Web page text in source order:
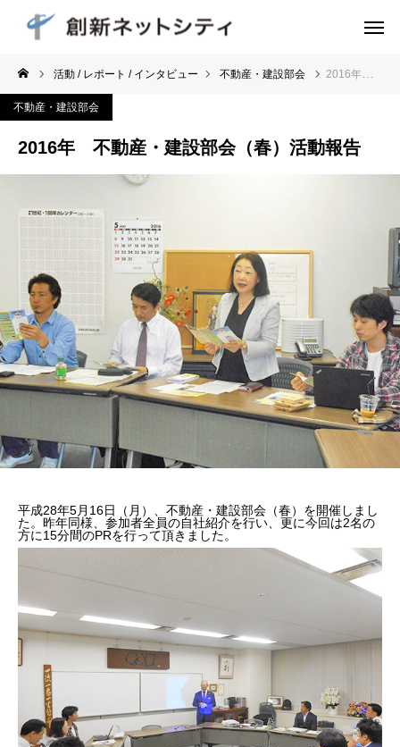
活動 / レポート / インタビュー 不動産・建設部会 2016年 不動産・建設部会（春）活動報告
不動産・建設部会
2016年 不動産・建設部会（春）活動報告
平成28年5月16日（月）、不動産・建設部会（春）を開催しまし
た。昨年同様、参加者全員の自社紹介を行い、更に今回は2名の
方に15分間のPRを行って頂きました。